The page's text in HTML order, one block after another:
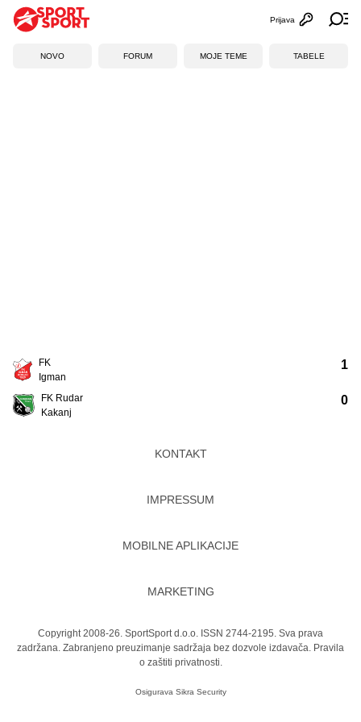
Otvori
Prijava
NOVO FORUM MOJE TEME TABELE
FK
Igman
FK Rudar
Kakanj
1
0
KONTAKT
IMPRESSUM
MOBILNE APLIKACIJE
MARKETING
Copyright 2008-26. SportSport d.o.o. ISSN 2744-2195. Sva prava
zadržana. Zabranjeno preuzimanje sadržaja bez dozvole izdavača. Pravila
o zaštiti privatnosti.
Osigurava Sikra Security